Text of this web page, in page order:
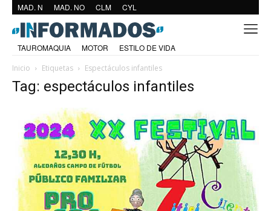
MAD. N MAD. NO CLM CYL
TAUROMAQUIA MOTOR
ESTILO DE VIDA
Inicio
Etiquetas Espectáculos infantiles
Tag: espectáculos infantiles